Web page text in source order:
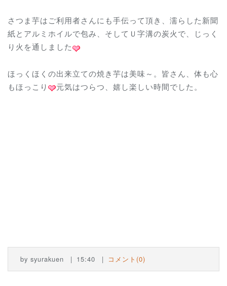
さつま芋はご利用者さんにも手伝って頂き、濡らした新聞
紙とアルミホイルで包み、そしてＵ字溝の炭火で、じっく
り火を通しました
ほっくほくの出来立ての焼き芋は美味～。皆さん、体も心
もほっこり
元気はつらつ、嬉し楽しい時間でした。
by syurakuen 15:40 コメント(0)